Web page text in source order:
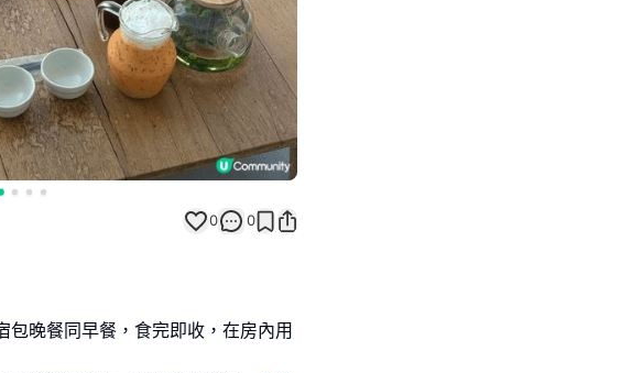
0 0
晚餐同早餐，食完即收，在房內用